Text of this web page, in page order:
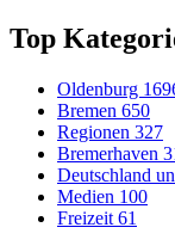
Top
Oldenburg
Bremen 650
Regionen 327
Bremerhaven
Deutschland
Medien 100
Freizeit 61